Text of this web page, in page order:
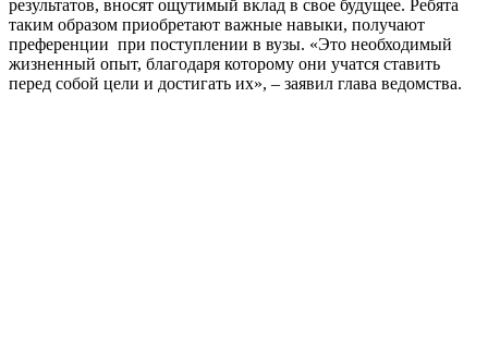
результатов, вносят ощутимый вклад в свое будущее. Ребята
таким образом приобретают важные навыки, получают
преференции при поступлении в вузы. «Это необходимый
жизненный опыт, благодаря которому они учатся ставить
перед собой цели и достигать их», – заявил глава ведомства.